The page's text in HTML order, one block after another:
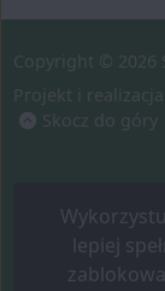
lepiej
Copyright © 2026
Projekt i realizacja:
Skocz do góry